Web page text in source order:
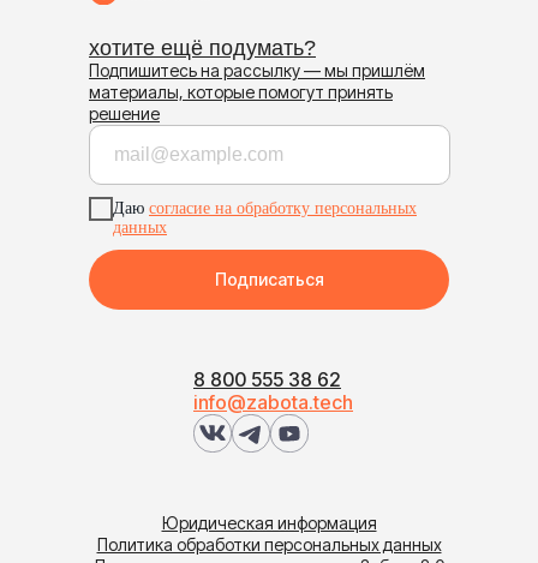
Юридическая информация
Политика обработки персональных данных
8 800 555 38 62
info@zabota.tech
хотите ещё подумать?
Подпишитесь на рассылку — мы пришлём
материалы, которые помогут принять
решение
Даю согласие на обработку персональных
данных
Подписаться